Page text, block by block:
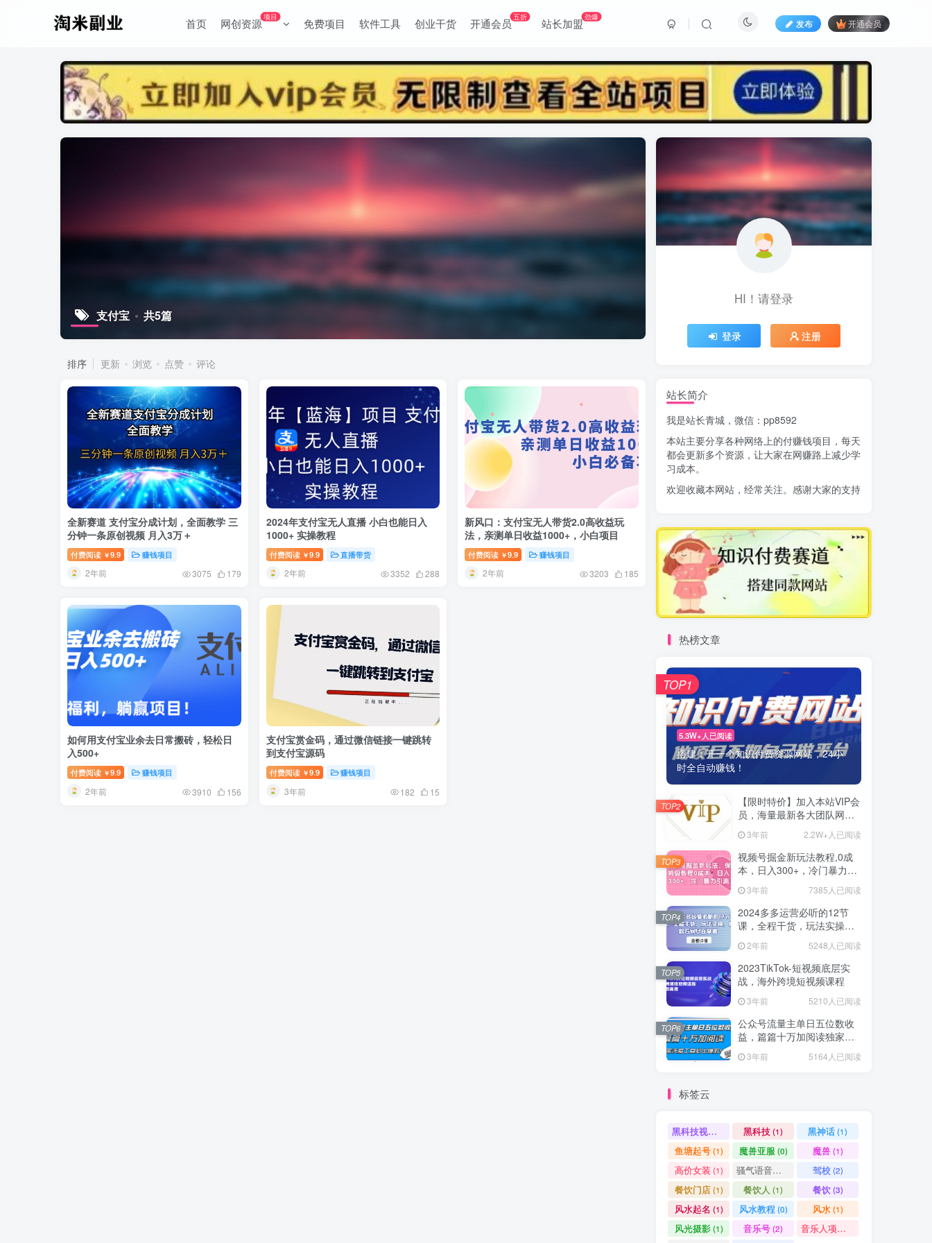
首页 网创资源项目 免费项目 软件工具 创业干货 开通会员五折 站长加盟劲爆
发布 开通会员
支付宝 共5篇
排序 更新 浏览 点赞 评论
全新赛道 支付宝分成计划，全面教学 三
分钟一条原创视频 月入3万＋
付费阅读 ￥9.9 赚钱项目
2年前 3075 179
2024年支付宝无人直播 小白也能日入
1000+ 实操教程
付费阅读 ￥9.9 直播带货
2年前 3352 288
新风口：支付宝无人带货2.0高收益玩
法，亲测单日收益1000+，小白项目
付费阅读 ￥9.9 赚钱项目
2年前 3203 185
如何用支付宝业余去日常搬砖，轻松日
入500+
付费阅读 ￥9.9 赚钱项目
2年前 3910 156
支付宝赏金码，通过微信链接一键跳转
到支付宝源码
付费阅读 ￥9.9 赚钱项目
3年前 182 15
黑科技(1) 黑神话(1)
鱼塘起号(1) 魔兽亚服 魔兽(1)
高价女装(1) 骚气语音包(1) 驾校(2)
餐饮门店(1) 餐饮人(1)
风水教程
韩国动漫(1)
HI！请登录
登录 注册
站长简介
我是站长青城，微信：pp8592
本站主要分享各种网络上的付赚钱项目，每天
都会更新多个资源，让大家在网赚路上减少学
习成本。
欢迎收藏本网站，经常关注。感谢大家的支持
热榜文章
5.3W+人已阅读
搭建：开一个知识付费资源网站，24小
时全自动赚钱！
TOP1
【限时特价】加入本站VIP会
员，海量最新各大团队网赚
内部教程全免费，每天持续
更新！
3年前 2.2W+人已阅读
TOP2
视频号掘金新玩法教程,0成
本，日入300+，冷门暴力引
流 3年前 7385人已阅读
TOP3
2024多多运营必听的12节
课，全程干货，玩法实操，
爆款方案尽在掌握
2年前 5248人已阅读
TOP4
2023TikTok-短视频底层实
战，海外跨境短视频课程
3年前 5210人已阅读
TOP5
公众号流量主单日五位数收
益，篇篇十万加阅读独家洗
稿工具必出爆款！
3年前 5164人已阅读
TOP6
标签云
黑科技视频搬运 (1)黑科技(1) 黑神话(1)
鱼塘起号(1) 魔兽亚服 (0) 魔兽(1)
高价女装 (1) 骚气语音包 驾校(2)
餐饮门店(1) 餐饮人 (1) 餐饮(3)
风水起名 (1) 风水教程 (0) 风水 (1)
风光摄影(1) 音乐号(2) 音乐人项目